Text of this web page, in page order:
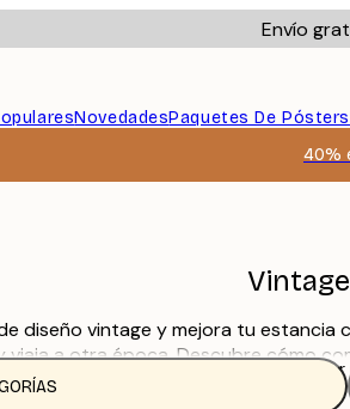
Envío
NovedadesPaquetes De Pósters
40%
diseño vintage y mejora tu
a otra época. Descubre cómo